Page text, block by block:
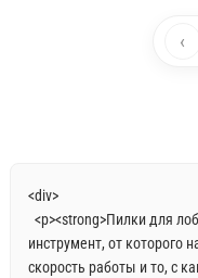
‹
<div>
<p><strong>Пилки для
инструмент, от которого
скорость работы и то, с